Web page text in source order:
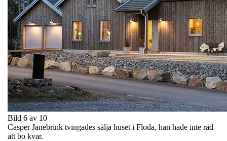
Bild 6 av 10
Casper Janebrink tvingades sälja huset i Floda, han hade inte råd
att bo kvar.